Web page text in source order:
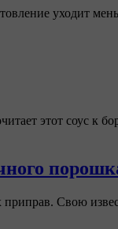
уходит
этот соус к
Свою